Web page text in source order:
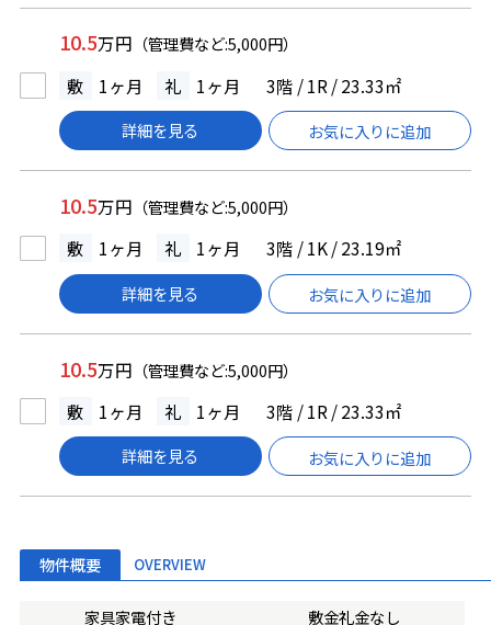
10.5万円 （管理費など:5,000円）
敷 1ヶ月 礼 1ヶ月 3階 / 1R / 23.33㎡
詳細を見る お気に入りに追加
10.5万円 （管理費など:5,000円）
敷 1ヶ月 礼 1ヶ月 3階 / 1K / 23.19㎡
詳細を見る お気に入りに追加
10.5万円 （管理費など:5,000円）
敷 1ヶ月 礼 1ヶ月 3階 / 1R / 23.33㎡
詳細を見る お気に入りに追加
物件概要 OVERVIEW
家具家電付き
敷金礼金なし